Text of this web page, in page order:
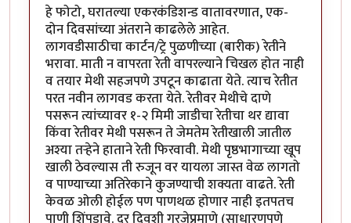
हे फोटो, घरातल्या एकरकंडिशन्ड वातावरणात, एक-
दोन दिवसांच्या अंतराने काढलेले आहेत.
लागवडीसाठीचा कार्टन/ट्रे पुळणीच्या (बारीक) रेतीने
भरावा. माती न वापरता रेती वापरल्याने चिखल होत नाही
व तयार मेथी सहजपणे उपटून काढाता येते. त्याच रेतीत
परत नवीन लागवड करता येते. रेतीवर मेथीचे दाणे
पसरून त्यांच्यावर १-२ मिमी जाडीचा रेतीचा थर द्यावा
किंवा रेतीवर मेथी पसरून ते जेमतेम रेतीखाली जातील
अश्या तर्‍हेने हाताने रेती फिरवावी. मेथी पृष्ठभागाच्या खूप
खाली ठेवल्यास ती रुजून वर यायला जास्त वेळ लागतो
व पाण्याच्या अतिरेकाने कुजण्याची शक्यता वाढते. रेती
केवळ ओली होईल पण पाणथळ होणार नाही इतपतच